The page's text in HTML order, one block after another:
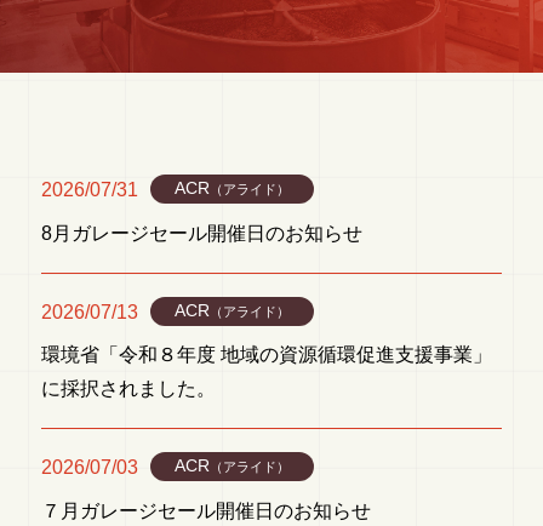
2026/07/31 ACR （アライド）
8月ガレージセール開催日のお知らせ
2026/07/13 ACR （アライド）
環境省「令和８年度 地域の資源循環促進支援事業」
に採択されました。
2026/07/03 ACR（アライド）
７月ガレージセール開催日のお知らせ